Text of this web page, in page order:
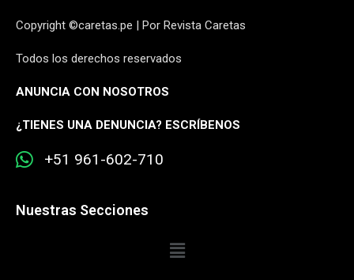
Copyright ©caretas.pe | Por Revista Caretas
Todos los derechos reservados
ANUNCIA CON NOSOTROS
¿TIENES UNA DENUNCIA? ESCRÍBENOS
+51 961-602-710
Nuestras Secciones